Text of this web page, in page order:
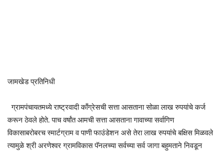
जामखेड प्रतिनिधी
ग्रामपंचायतमध्ये राष्ट्रवादी काँग्रेसची सत्ता आसताना सोळा लाख रुपयांचे कर्ज
करून ठेवले होते. पाच वर्षांत आमची सत्ता आसताना गावाच्या सर्वागिण
विकासाबरोबरच स्मार्टग्राम व पाणी फाउंडेशन असे तेरा लाख रुपयांचे बक्षिस मिळवले
त्यामुळे श्री अरणेश्वर ग्रामविकास पॅनलच्या सर्वच्या सर्व जागा बहुमताने निवडून